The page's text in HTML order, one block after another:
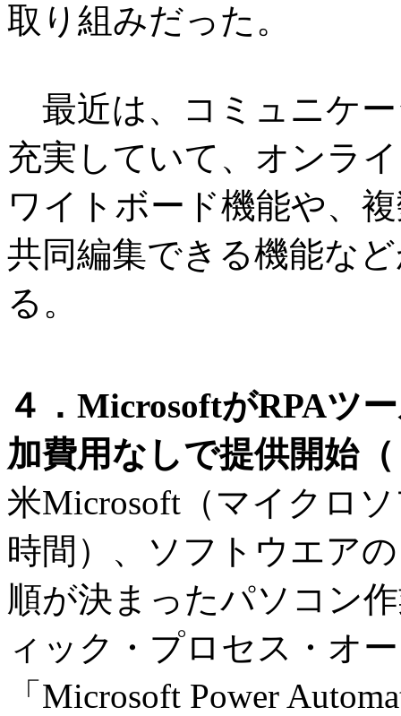
取り組みだった。
最近は、コミュニケ
充実していて、オンラ
ワイトボード機能や、
共同編集できる機能な
る。
４．MicrosoftがRPAツ
加費用なしで提供開始
米Microsoft（マイクロ
時間）、ソフトウエア
順が決まったパソコン
ィック・プロセス・オ
「Microsoft Power